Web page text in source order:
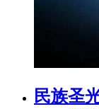
民族圣